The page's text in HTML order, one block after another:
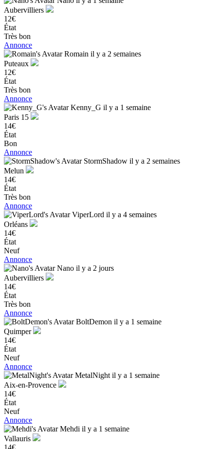
Aubervilliers
12€
État
Très bon
Annonce
Romain il y a 2 semaines
Puteaux
12€
État
Très bon
Annonce
Kenny_G il y a 1 semaine
Paris 15
14€
État
Bon
Annonce
StormShadow il y a 2 semaines
Melun
14€
État
Très bon
Annonce
ViperLord il y a 4 semaines
Orléans
14€
État
Neuf
Annonce
Nano il y a 2 jours
Aubervilliers
14€
État
Très bon
Annonce
BoltDemon il y a 1 semaine
Quimper
14€
État
Neuf
Annonce
MetalNight il y a 1 semaine
Aix-en-Provence
14€
État
Neuf
Annonce
Mehdi il y a 1 semaine
Vallauris
14€